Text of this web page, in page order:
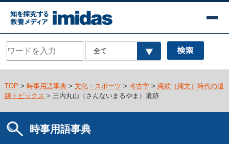
TOP > 時事用語事典> 文化・スポーツ > 考古学> 縄紋（縄文）時代の遺
跡トピックス > 三内丸山（さんないまるやま）遺跡
時事用語事典